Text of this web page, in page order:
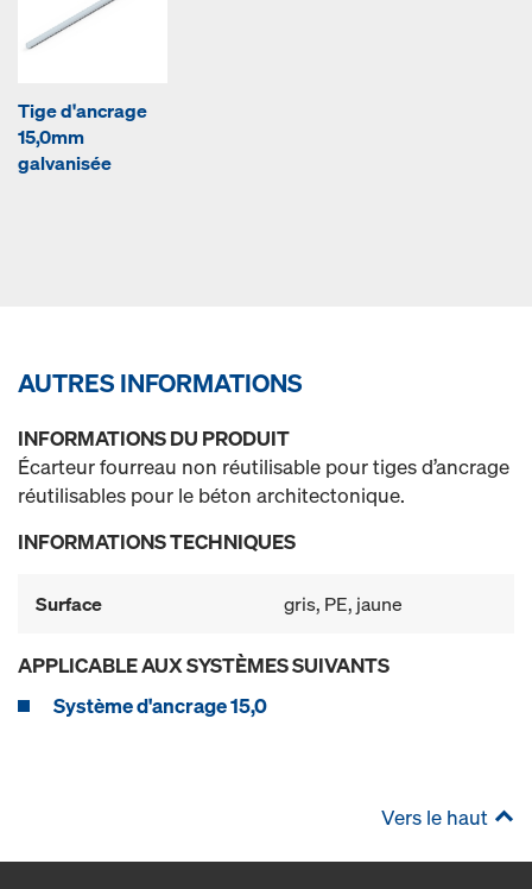
Tige d'ancrage
15,0mm
galvanisée
AUTRES INFORMATIONS
INFORMATIONS DU PRODUIT
Écarteur fourreau non réutilisable pour tiges d’ancrage
réutilisables pour le béton architectonique.
INFORMATIONS TECHNIQUES
Surface gris, PE, jaune
APPLICABLE AUX SYSTÈMES SUIVANTS
Système d'ancrage 15,0
Vers le haut